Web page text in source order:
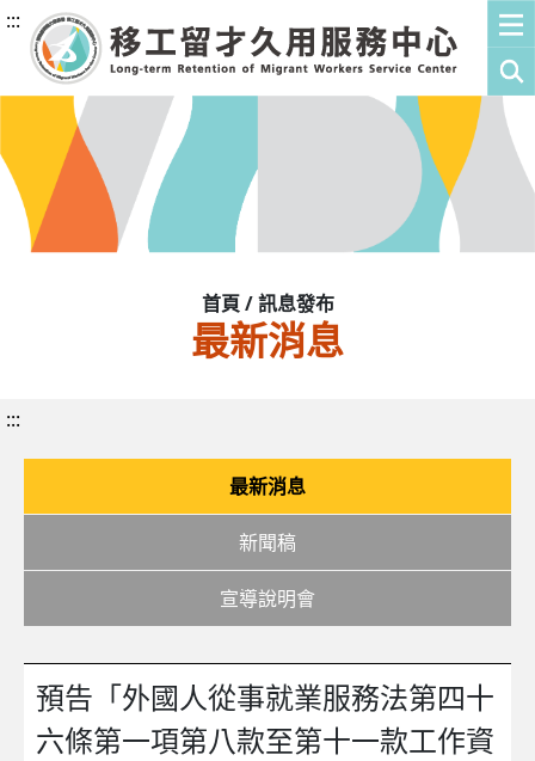
:::
首頁 / 訊息發布
最新消息
:::
最新消息
新聞稿
宣導說明會
預告「外國人從事就業服務法第四十
六條第一項第八款至第十一款工作資